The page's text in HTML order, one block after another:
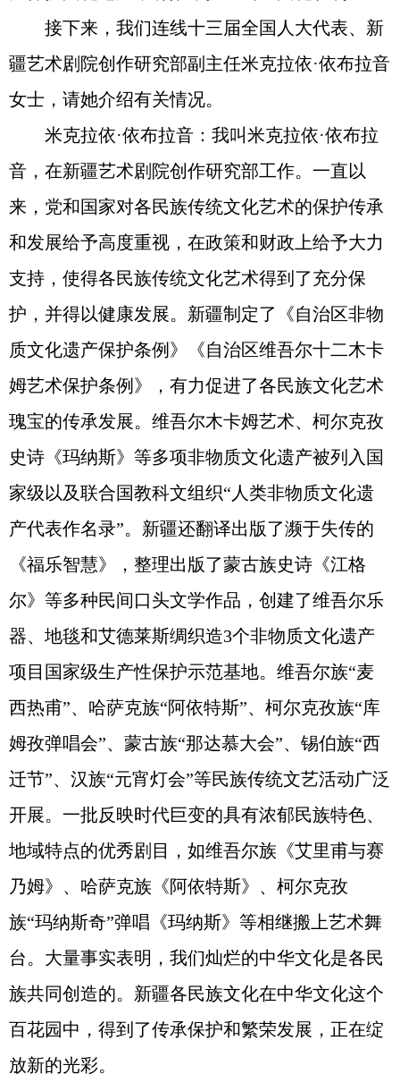
接下来，我们连线十三届全国人大代表、新
疆艺术剧院创作研究部副主任米克拉依·依布拉音
女士，请她介绍有关情况。
米克拉依·依布拉音：我叫米克拉依·依布拉
音，在新疆艺术剧院创作研究部工作。一直以
来，党和国家对各民族传统文化艺术的保护传承
和发展给予高度重视，在政策和财政上给予大力
支持，使得各民族传统文化艺术得到了充分保
护，并得以健康发展。新疆制定了《自治区非物
质文化遗产保护条例》《自治区维吾尔十二木卡
姆艺术保护条例》，有力促进了各民族文化艺术
瑰宝的传承发展。维吾尔木卡姆艺术、柯尔克孜
史诗《玛纳斯》等多项非物质文化遗产被列入国
家级以及联合国教科文组织“人类非物质文化遗
产代表作名录”。新疆还翻译出版了濒于失传的
《福乐智慧》，整理出版了蒙古族史诗《江格
尔》等多种民间口头文学作品，创建了维吾尔乐
器、地毯和艾德莱斯绸织造3个非物质文化遗产
项目国家级生产性保护示范基地。维吾尔族“麦
西热甫”、哈萨克族“阿依特斯”、柯尔克孜族“库
姆孜弹唱会”、蒙古族“那达慕大会”、锡伯族“西
迁节”、汉族“元宵灯会”等民族传统文艺活动广泛
开展。一批反映时代巨变的具有浓郁民族特色、
地域特点的优秀剧目，如维吾尔族《艾里甫与赛
乃姆》、哈萨克族《阿依特斯》、柯尔克孜
族“玛纳斯奇”弹唱《玛纳斯》等相继搬上艺术舞
台。大量事实表明，我们灿烂的中华文化是各民
族共同创造的。新疆各民族文化在中华文化这个
百花园中，得到了传承保护和繁荣发展，正在绽
放新的光彩。